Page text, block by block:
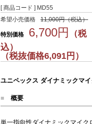
[ 商品コード ] MD55
希望小売価格
11,000円（税込）
特別価格 6,700円 （税
込）
（税抜価格6,091円）
ユニペックス ダイナミックマ
■ 概要
単一指向性ダイナミックマイク